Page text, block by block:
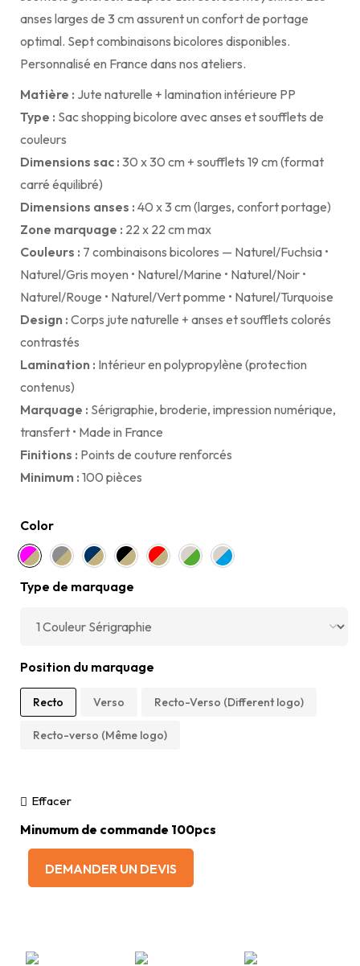
anses larges de 3 cm assurent un confort de portage
optimal. Sept combinaisons bicolores disponibles.
Personnalisé en France dans nos ateliers.
Matière : Jute naturelle + lamination intérieure PP
Type : Sac shopping bicolore avec anses et soufflets de
couleurs
Dimensions sac : 30 x 30 cm + soufflets 19 cm (format
carré équilibré)
Dimensions anses : 40 x 3 cm (larges, confort portage)
Zone marquage : 22 x 22 cm max
Couleurs : 7 combinaisons bicolores — Naturel/Fuchsia •
Naturel/Gris moyen • Naturel/Marine • Naturel/Noir •
Naturel/Rouge • Naturel/Vert pomme • Naturel/Turquoise
Design : Corps jute naturelle + anses et soufflets colorés
contrastés
Lamination : Intérieur en polypropylène (protection
contenus)
Marquage : Sérigraphie, broderie, impression numérique,
transfert • Made in France
Finitions : Points de couture renforcés
Minimum : 100 pièces
Color
Type de marquage
Position du marquage
Recto Verso Recto-Verso (Different logo)
Recto-verso (Même logo)
Effacer
Minumum de commande 100pcs
DEMANDER UN DEVIS